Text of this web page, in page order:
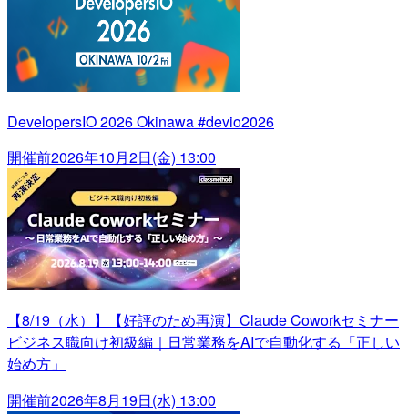
DevelopersIO 2026 Okinawa #devio2026
開催前2026年10月2日(金) 13:00
【8/19（水）】【好評のため再演】Claude Coworkセミナー
ビジネス職向け初級編｜日常業務をAIで自動化する「正しい
始め方」
開催前2026年8月19日(水) 13:00